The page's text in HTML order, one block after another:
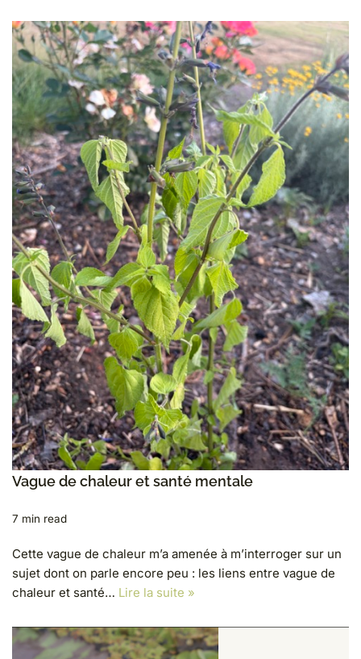
Vague de chaleur et santé mentale
7 min read
Cette vague de chaleur m’a amenée à m’interroger sur un
sujet dont on parle encore peu : les liens entre vague de
chaleur et santé… Lire la suite »